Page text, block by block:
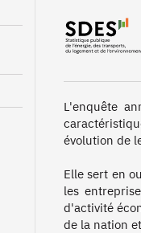
L'enquête
évolution de
Elle sert en
les
d'activité
de la nation